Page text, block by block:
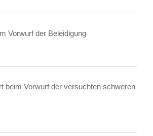
Vorwurf der Beleidigung
beim Vorwurf der versuchten schweren